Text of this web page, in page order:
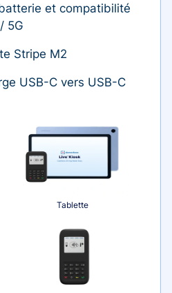
et compatibilité
5G
Stripe M2
USB-C vers USB-C
Tablette